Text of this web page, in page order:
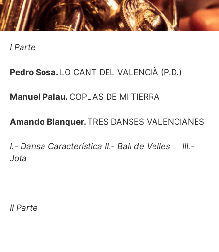
I Parte
Pedro Sosa. LO CANT DEL VALENCIÀ (P.D.)
Manuel Palau. COPLAS DE MI TIERRA
Amando Blanquer. TRES DANSES VALENCIANES
I.- Dansa Característica II.- Ball de Velles III.-
Jota
II Parte